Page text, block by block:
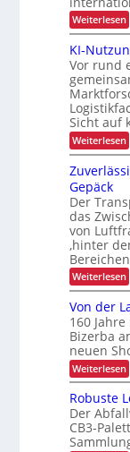
L
a
s
t
e
t
r
a
r
t
g
e
i
s
ä
t
z
e
d
u
g
u
n
g
a
k
i
t
e
I
x
t
i
i
e
r
t
e
s
a
l
e
t
e
a
n
a
g
e
e
t
Weiterlesen:
s
a
d
e
r
U
S
r
ä
s
e
n
z
KI-
Vor rund
Sicht auf
Weiterlesen:
I
-
t
z
n
g
i
d
e
L
g
i
t
k
Gepäck
Der
das
von
‚hinter
Weiterlesen:
Z
v
r
l
ä
s
i
g
e
r
Von der
160
Bizerba
neuen
Weiterlesen:
e
r
Robuste
Der
CB3-